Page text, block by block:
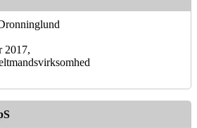
2017,